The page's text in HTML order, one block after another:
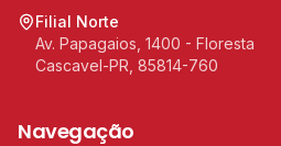
Filial Norte
Av. Papagaios, 1400 - Floresta
Cascavel-PR, 85814-760
Navegação